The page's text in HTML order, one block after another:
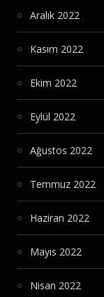
Aralık 2022
Kasım 2022
Ekim 2022
Eylül 2022
Ağustos 2022
Temmuz 2022
Haziran 2022
Mayıs 2022
Nisan 2022